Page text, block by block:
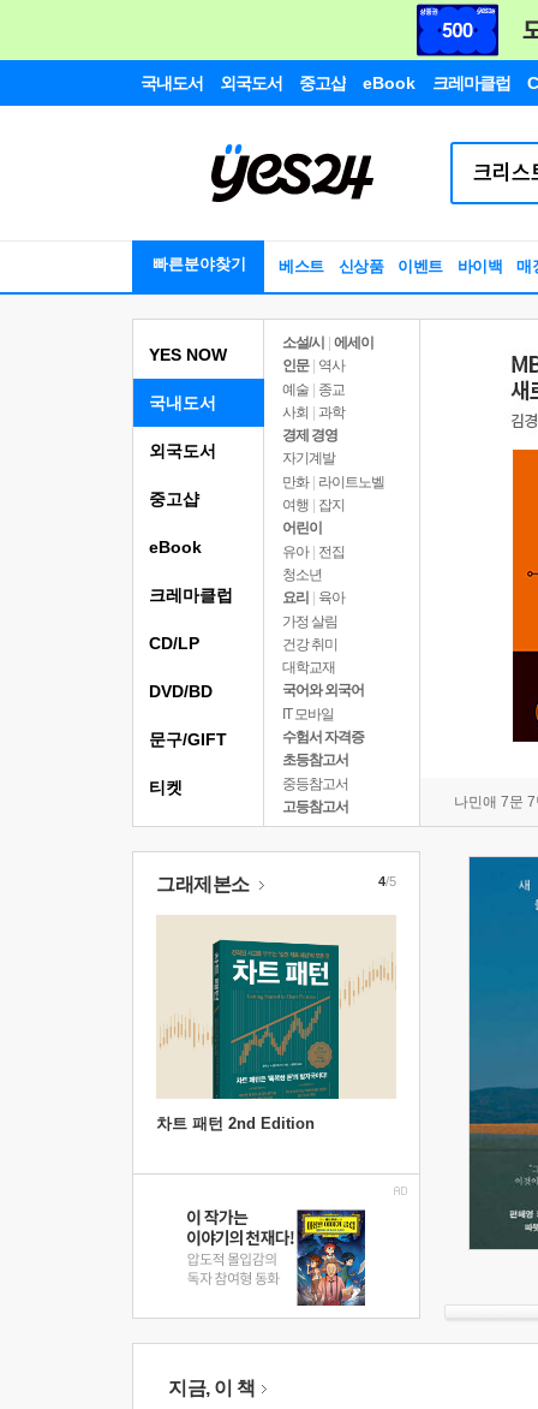
국내도서 외국도서 중고샵 eBook 크레마클럽
빠른분야찾기 베스트 신상품 이벤트 바이백 매
YES NOW
국내도서
소설/시
에세이
인문
역사
예술 | 종교
사회 | 과학
경제 경영
자기계발
만화 | 라이트노벨
여행
잡지
어린이
유아 | 전집
청소년
요리
육아
가정 살림
건강 취미
대학교재
국어와 외국어
IT 모바일
수험서 자격증
초등참고서
중등참고서
고등참고서
나민애 7문
외국도서
중고샵
eBook
크레마클럽
CD/LP
DVD/BD
문구/GIFT
티켓
그래제본소
차트 패턴 2nd Edition
4/5
지금, 이 책